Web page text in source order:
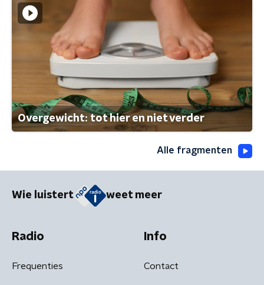
Overgewicht: tot hier en niet verder
Alle fragmenten
Wie luistert weet meer
Radio
Frequenties
Info
Contact